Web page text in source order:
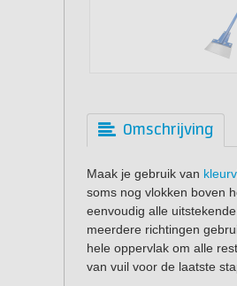
Omschrijving
Maak je gebruik van
soms nog vlokken boven
eenvoudig alle
meerdere richtingen
hele oppervlak om alle
van vuil voor de laatste